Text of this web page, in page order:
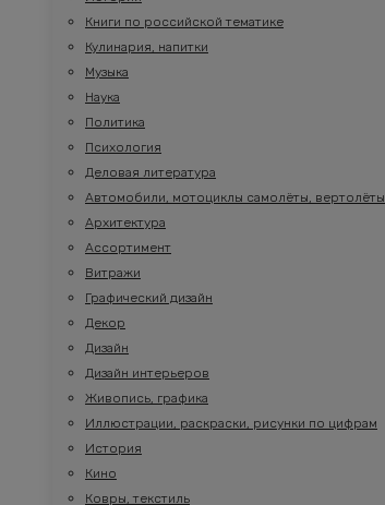
Книги по российской тематике
Кулинария, напитки
Музыка
Наука
Политика
Психология
Деловая литература
Автомобили, мотоциклы самолёты, вертолёты
Архитектура
Ассортимент
Витражи
Графический дизайн
Декор
Дизайн
Дизайн интерьеров
Живопись, графика
Иллюстрации, раскраски, рисунки по цифрам
История
Кино
Ковры, текстиль